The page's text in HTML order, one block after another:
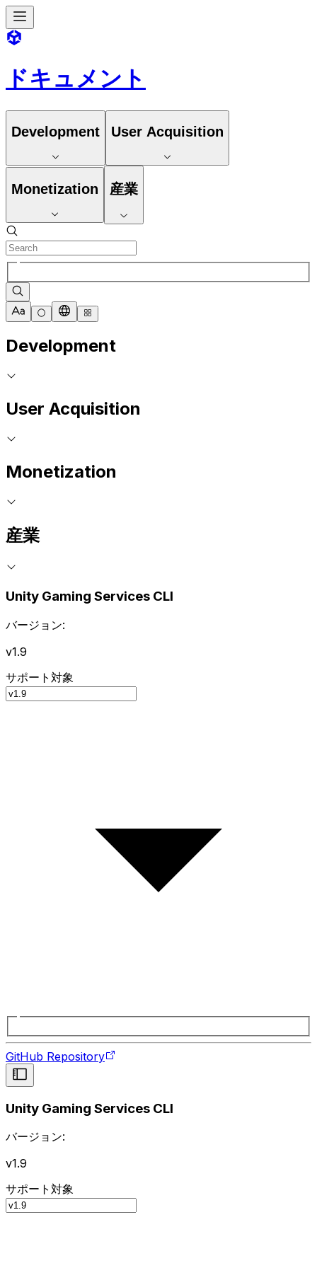
ドキュメント
Development User Acquisition
Monetization 産業
Development
User Acquisition
Monetization
産業
Unity Gaming Services CLI
バージョン:
v1.9
サポート対象
GitHub Repository
Unity Gaming Services CLI
バージョン:
v1.9
サポート対象